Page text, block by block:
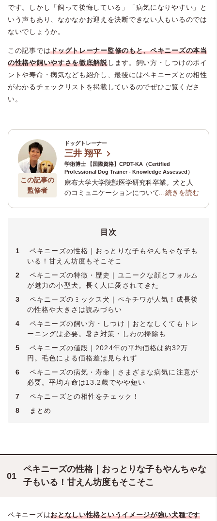
です。しかし「飼って後悔している」「病気になりやすい」と
いう声もあり、なかなかお迎えを決断できない人もいるのでは
ないでしょうか。
この記事ではドッグトレーナー監修のもと、ペキニーズの本当
の性格や飼いやすさを徹底解説します。飼い方・しつけのポイ
ントや寿命・病気なども紹介し、最後にはペキニーズとの相性
がわかるチェックリストを掲載しているのでぜひご覧くださ
い。
この記事の
監修者
ドッグトレーナー
三井 翔平
学術博士 【国際資格】CPDT-KA（Certified
Professional Dog Trainer - Knowledge Assessed）
麻布大学大学院獣医学研究科卒業。犬と人
のコミュニケーションについて研究を行い
門学校の講師や行政主催のしつけ方教室講
成や、神奈川県動物愛護センターにおいて
飼育・トレーニング・問題行動アドバイザ
ーを務め技術指導を行っている。
…続きを読む
目次
1
ペキニーズの性格｜おっとりな子もやんちゃな子も
いる！甘えん坊度もそこそこ
2
ペキニーズの特徴・歴史｜ユニークな顔とフォルム
が魅力の小型犬。長く人に愛されてきた
3
ペキニーズのミックス犬｜ペキチワが人気！成長後
の性格や大きさは読みづらい
4
ペキニーズの飼い方・しつけ｜おとなしくてもトレ
ーニングは必要。暑さ対策・しわの掃除も
5
ペキニーズの値段｜2024年の平均価格は約32万
円。毛色による価格差は見られず
6
ペキニーズの病気・寿命｜さまざまな病気に注意が
必要。平均寿命は13.2歳でやや短い
7
ペキニーズとの相性をチェック！
8
まとめ
ペキニーズの性格｜おっとりな子もやんちゃな
子もいる！甘えん坊度もそこそこ
ペキニーズはおとなしい性格というイメージが強い犬種です